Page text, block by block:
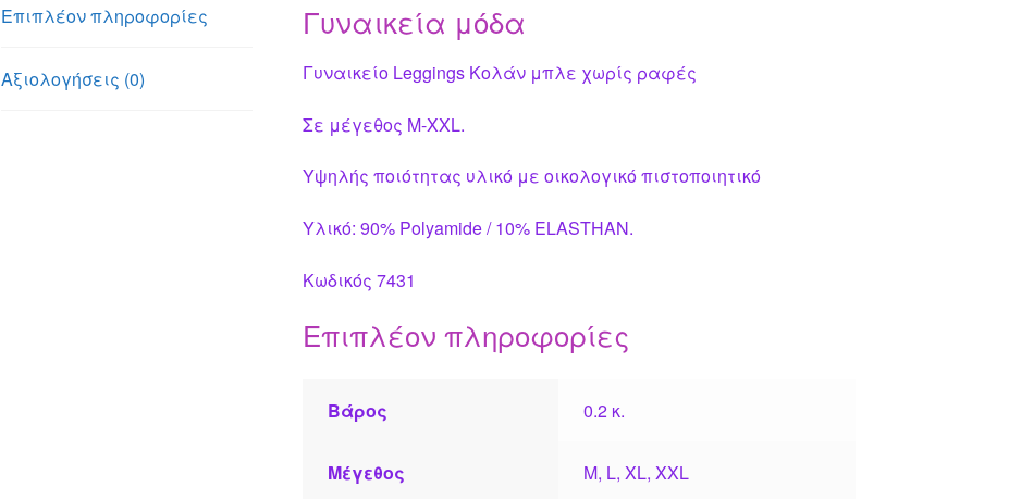
Επιπλέον πληροφορίες
Αξιολογήσεις (0)
Γυναικεία μόδα
Γυναικείο Leggings Κολάν μπλε χωρίς ραφές
Σε μέγεθος M-XXL.
Υψηλής ποιότητας υλικό με οικολογικό πιστοποιητικό
Υλικό: 90% Polyamide / 10% ELASTHAN.
Κωδικός 7431
Επιπλέον πληροφορίες
Βάρος 0.2 κ.
Μέγεθος M, L, XL, XXL